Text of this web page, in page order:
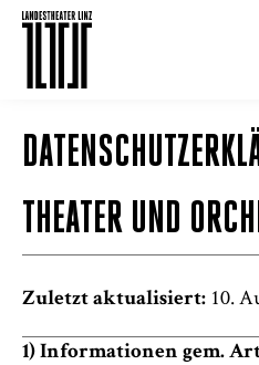
THEATER UND
Zuletzt aktualisiert: 10.
1) Informationen gem.